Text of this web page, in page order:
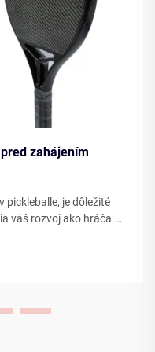
zahájením
pickleballe, je dôležité
váš rozvoj ako hráča.